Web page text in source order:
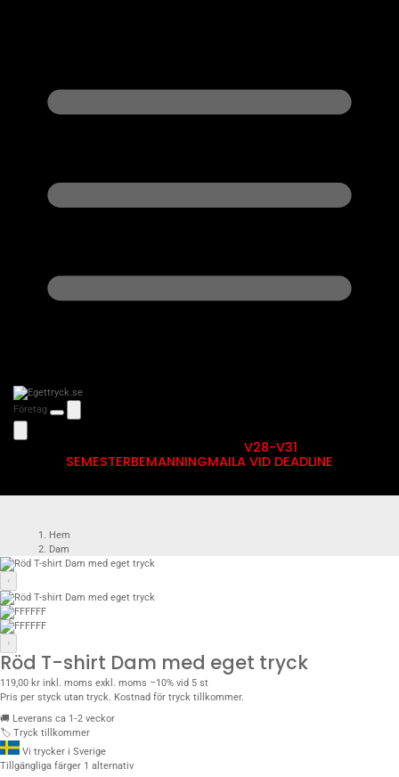
Företag
SEMESTERBEMANNING
V28-V31
MAILA VID DEADLINE
Hem
Dam
T-Shirt Dam med eget tryck
Röd T-shirt Dam med eget tryck
‹
›
Röd T-shirt Dam med eget tryck
119,00 kr inkl. moms exkl. moms –10% vid 5 st
Pris per styck utan tryck. Kostnad för tryck tillkommer.
🚚 Leverans ca 1‑2 veckor
🏷️ Tryck tillkommer
Vi trycker i Sverige
Tillgängliga färger 1 alternativ